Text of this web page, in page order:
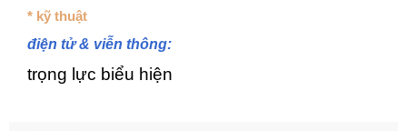
* kỹ thuật
điện tử & viễn thông:
trọng lực biểu hiện